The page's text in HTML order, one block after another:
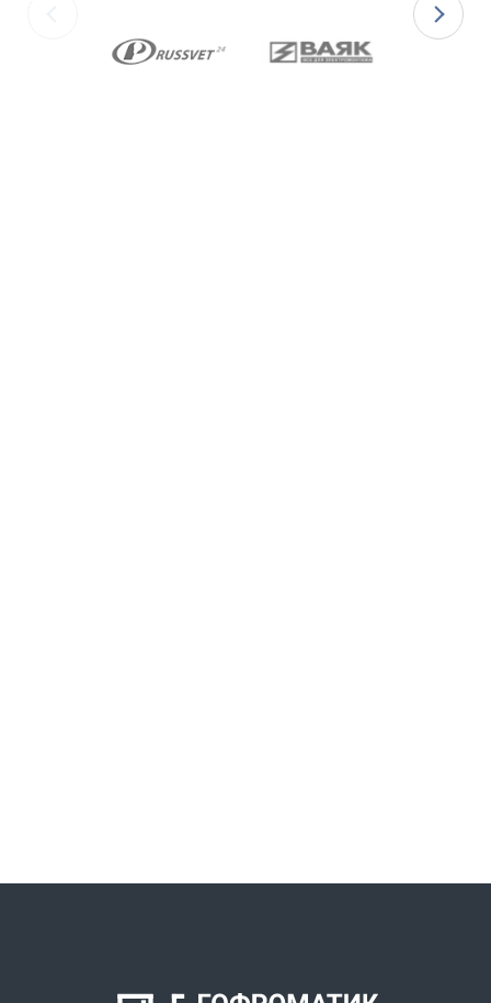
резьбой К по ГОСТ 6111-52 В конструкции Ex-вводов
типа ВКВ2ТН предусмотрена специальная заглушка для
поддержания необходимого уровня взрывозащиты и